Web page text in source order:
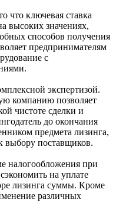
ключевая ставка
высоких значениях,
способов получения
предпринимателям
с
экспертизой.
компанию позволяет
чистоте сделки и
до окончания
предмета лизинга,
выбору поставщиков.
налогообложения при
на уплате
лизинга суммы. Кроме
различных